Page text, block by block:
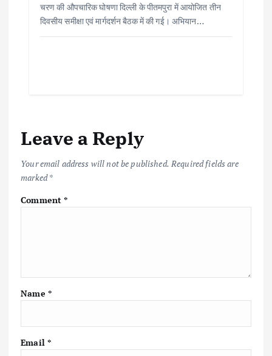
चरण की औपचारिक घोषणा दिल्ली के पीतमपुरा में आयोजित तीन
दिवसीय समीक्षा एवं मार्गदर्शन बैठक में की गई। अभियान…
Leave a Reply
Your email address will not be published. Required fields are
marked*
Comment*
Name *
Email *